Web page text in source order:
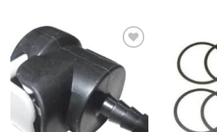
AJOUTER
À LA
LISTE
D’ENVIES